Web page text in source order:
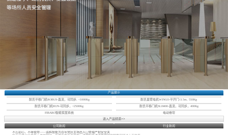
产品展示
耐氏平移门机ROBUS-直流，可同步, <1000Kg 耐氏直臂电机WINGO-平开门-3.5m, 550Kg
耐氏平移门机RUN-可同步，<2500Kg 耐氏平移门机SLH400-直流，可同步，400Kg
FIBARO智能家居系统
电动卷帘
进入产品频道>>
公司新闻
行业新闻
不忘初心，不辱使命——适辉智能为百年党庆主场出入口管理严把安全关